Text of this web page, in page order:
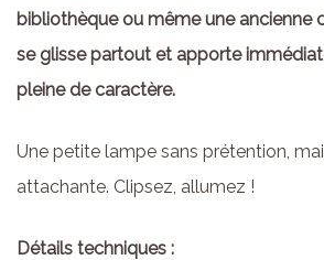
bibliothèque ou même une ancienne
se glisse partout et apporte
pleine de caractère.
Une petite lampe sans prétention,
attachante. Clipsez, allumez !
Détails techniques :